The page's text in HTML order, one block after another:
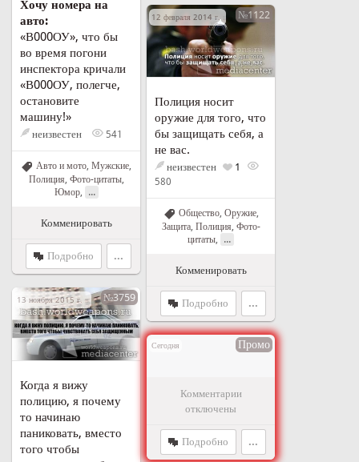
Хочу номера на
авто:
«В000ОУ», что бы
во время погони
инспектора кричали
«В000ОУ, полегче,
остановите
машину!»
неизвестен 541
Авто и мото, Мужские,
Полиция Фото-цитаты,
Юмор, ...
Комменировать
Подробно ...
12 февраля 2014 г. в 01:38№1122
Полиция носит
оружие для того, что
бы защищать себя, а
не вас.
неизвестен 1
580
Общество, Оружие,
Защита, Полиция Фото-
цитаты
...
Комменировать
Подробно ...
13 ноября 2015 г. в 22:12№3759
Когда я вижу
полицию, я почему
то начинаю
паниковать, вместо
того чтобы
Сегодня Промо
Комментарии
отключены
Подробно ...